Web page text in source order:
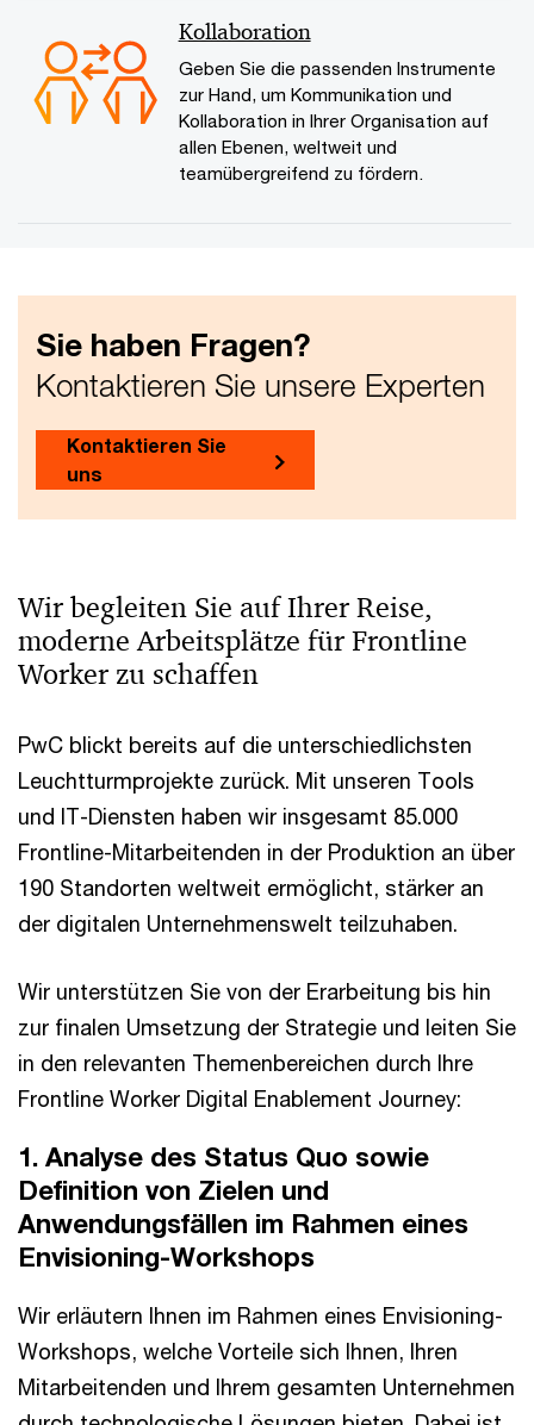
Kollaboration
Geben Sie die passenden Instrumente
zur Hand, um Kommunikation und
Kollaboration in Ihrer Organisation auf
allen Ebenen, weltweit und
teamübergreifend zu fördern.
Sie haben Fragen?
Kontaktieren Sie unsere Experten
Kontaktieren Sie
uns
Wir begleiten Sie auf Ihrer Reise,
moderne Arbeitsplätze für Frontline
Worker zu schaffen
PwC blickt bereits auf die unterschiedlichsten
Leuchtturmprojekte zurück. Mit unseren Tools
und IT-Diensten haben wir insgesamt 85.000
Frontline-Mitarbeitenden in der Produktion an über
190 Standorten weltweit ermöglicht, stärker an
der digitalen Unternehmenswelt teilzuhaben.
Wir unterstützen Sie von der Erarbeitung bis hin
zur finalen Umsetzung der Strategie und leiten Sie
in den relevanten Themenbereichen durch Ihre
Frontline Worker Digital Enablement Journey:
1. Analyse des Status Quo sowie
Definition von Zielen und
Anwendungsfällen im Rahmen eines
Envisioning-Workshops
Wir erläutern Ihnen im Rahmen eines Envisioning-
Workshops, welche Vorteile sich Ihnen, Ihren
Mitarbeitenden und Ihrem gesamten Unternehmen